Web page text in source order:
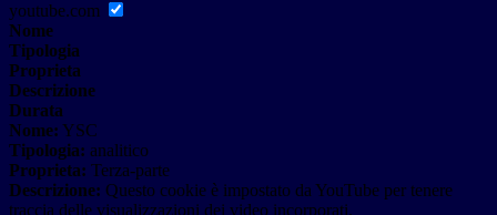
youtube.com
Nome
Tipologia
Proprieta
Descrizione
Durata
Nome: YSC
Tipologia: analitico
Proprieta: Terza-parte
Descrizione: Questo cookie è impostato da YouTube per tenere
traccia delle visualizzazioni dei video incorporati.